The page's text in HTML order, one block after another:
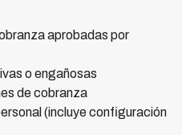
aprobadas por
o engañosas
de cobranza
(incluye configuración